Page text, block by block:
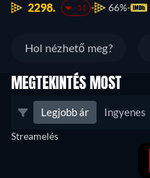
2298.
-51 66%
Hol nézhető meg?
MEGTEKINTÉS MOST
Legjobb ár Ingyenes
Streamelés